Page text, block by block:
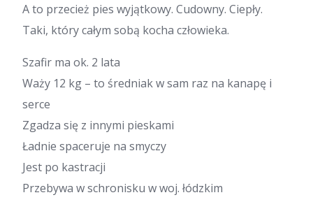
A to przecież pies wyjątkowy. Cudowny. Ciepły.
Taki, który całym sobą kocha człowieka.
Szafir ma ok. 2 lata
Waży 12 kg – to średniak w sam raz na kanapę i
serce
Zgadza się z innymi pieskami
Ładnie spaceruje na smyczy
Jest po kastracji
Przebywa w schronisku w woj. łódzkim